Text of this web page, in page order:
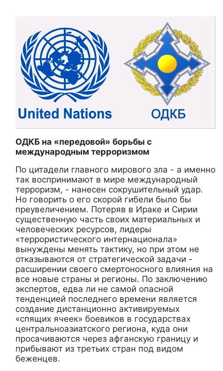
ОДКБ на «передовой» борьбы с
международным терроризмом
По цитадели главного мирового зла - а именно
так воспринимают в мире международный
терроризм, - нанесен сокрушительный удар.
Но говорить о его скорой гибели было бы
преувеличением. Потеряв в Ираке и Сирии
существенную часть своих материальных и
человеческих ресурсов, лидеры
«террористического интернационала»
вынуждены менять тактику, но при этом не
отказываются от стратегической задачи -
расширении своего смертоносного влияния на
все новые страны и регионы. По заключению
экспертов, едва ли не самой опасной
тенденцией последнего времени является
создание дистанционно активируемых
«спящих ячеек» боевиков в государствах
центральноазиатского региона, куда они
просачиваются через афганскую границу и
прибывают из третьих стран под видом
беженцев.